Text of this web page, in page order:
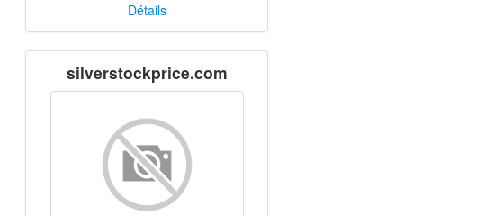
Détails
silverstockprice.com